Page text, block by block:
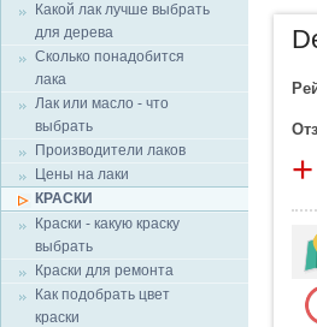
Какой лак лучше выбрать
для дерева
Сколько понадобится
лака
Лак или масло - что
выбрать
Производители лаков
Цены на лаки
КРАСКИ
Краски - какую краску
выбрать
Краски для ремонта
Как подобрать цвет
краски
+